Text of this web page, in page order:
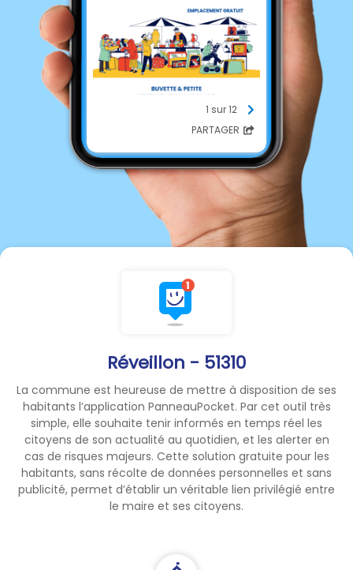
Réveillon - 51310
La commune est heureuse de mettre à disposition de ses
habitants l’application PanneauPocket. Par cet outil très
simple, elle souhaite tenir informés en temps réel les
citoyens de son actualité au quotidien, et les alerter en
cas de risques majeurs. Cette solution gratuite pour les
habitants, sans récolte de données personnelles et sans
publicité, permet d’établir un véritable lien privilégié entre
le maire et ses citoyens.
1 sur 12
PARTAGER